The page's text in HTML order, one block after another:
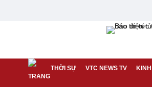
THỜI SỰ VTC NEWS TV